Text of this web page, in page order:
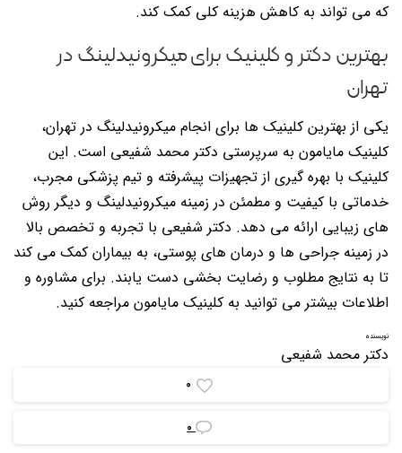
که می تواند به کاهش هزینه کلی کمک کند.
بهترین دکتر و کلینیک برای میکرونیدلینگ در
تهران
یکی از بهترین کلینیک ها برای انجام میکرونیدلینگ در تهران،
کلینیک مایامون به سرپرستی دکتر محمد شفیعی است. این
کلینیک با بهره گیری از تجهیزات پیشرفته و تیم پزشکی مجرب،
خدماتی با کیفیت و مطمئن در زمینه میکرونیدلینگ و دیگر روش
های زیبایی ارائه می دهد. دکتر شفیعی با تجربه و تخصص بالا
در زمینه جراحی ها و درمان های پوستی، به بیماران کمک می کند
تا به نتایج مطلوب و رضایت بخشی دست یابند. برای مشاوره و
اطلاعات بیشتر می توانید به کلینیک مایامون مراجعه کنید.
نویسنده
دکتر محمد شفیعی
0
0